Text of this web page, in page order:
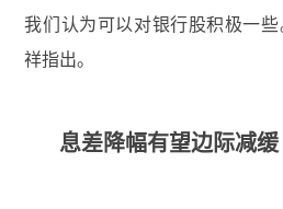
我们认为可以对银行股积极一
祥指出。
息差降幅有望边际减缓